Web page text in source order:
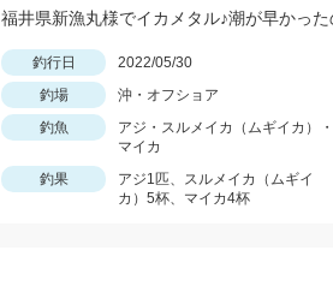
釣行日 2022/05/30
釣場
沖・オフショア
釣魚
アジ・スルメイカ（ムギイカ）・
マイカ
釣果
アジ1匹、スルメイカ（ムギイ
カ）5杯、マイカ4杯